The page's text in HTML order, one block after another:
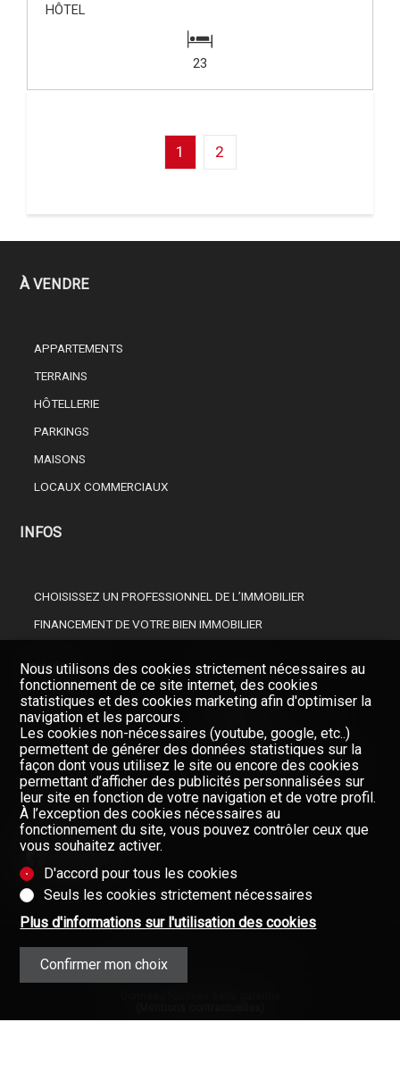
HÔTEL
23
1 2
À VENDRE
APPARTEMENTS
TERRAINS
HÔTELLERIE
PARKINGS
MAISONS
LOCAUX COMMERCIAUX
INFOS
CHOISISSEZ UN PROFESSIONNEL DE L’IMMOBILIER
FINANCEMENT DE VOTRE BIEN IMMOBILIER
SOCIÉTÉ
NOS COURTIERS
À PROPOS DE NOUS
GAZETTE
FORMULAIRE DE CONTACT
Restez informés, enregistrez-
vous à notre newsletter
Newsletter
Nous utilisons des cookies strictement nécessaires au
fonctionnement de ce site internet, des cookies
statistiques et des cookies marketing afin d'optimiser la
navigation et les parcours.
Les cookies non-nécessaires (youtube, google, etc..)
permettent de générer des données statistiques sur la
façon dont vous utilisez le site ou encore des cookies
permettant d’afficher des publicités personnalisées sur
leur site en fonction de votre navigation et de votre profil.
À l’exception des cookies nécessaires au
fonctionnement du site, vous pouvez contrôler ceux que
vous souhaitez activer.
D'accord pour tous les cookies
Seuls les cookies strictement nécessaires
Plus d'informations sur l'utilisation des cookies
Confirmer mon choix